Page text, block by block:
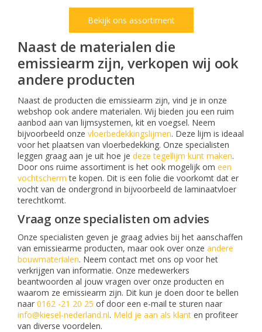
Bekijk ons assortiment
Naast de materialen die
emissiearm zijn, verkopen wij ook
andere producten
Naast de producten die emissiearm zijn, vind je in onze
webshop ook andere materialen. Wij bieden jou een ruim
aanbod aan van lijmsystemen, kit en voegsel. Neem
bijvoorbeeld onze vloerbedekkingslijmen. Deze lijm is ideaal
voor het plaatsen van vloerbedekking. Onze specialisten
leggen graag aan je uit hoe je deze tegellijm kunt maken.
Door ons ruime assortiment is het ook mogelijk om een
vochtscherm te kopen. Dit is een folie die voorkomt dat er
vocht van de ondergrond in bijvoorbeeld de laminaatvloer
terechtkomt.
Vraag onze specialisten om advies
Onze specialisten geven je graag advies bij het aanschaffen
van emissiearme producten, maar ook over onze andere
bouwmaterialen. Neem contact met ons op voor het
verkrijgen van informatie. Onze medewerkers
beantwoorden al jouw vragen over onze producten en
waarom ze emissiearm zijn. Dit kun je doen door te bellen
naar 0162 -21 20 25 of door een e-mail te sturen naar
info@kiesel-nederland.nl. Meld je aan als klant en profiteer
van diverse voordelen.